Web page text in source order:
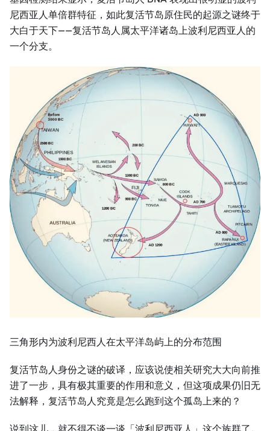
尼西亚人单倍群特征，如此复活节岛原住民的起源之谜终于
大白于天下——复活节岛人属太平洋诸岛上波利尼西亚人的
一个分支。
三角形内为波利尼西人在太平洋岛屿上的分布范围
复活节岛人身份之谜的破译，应该说使相关研究大大向前推
进了一步，具有极其重要的作用和意义，但这项成果仍旧无
法解释，复活节岛人究竟是怎么跑到这个孤岛上来的？